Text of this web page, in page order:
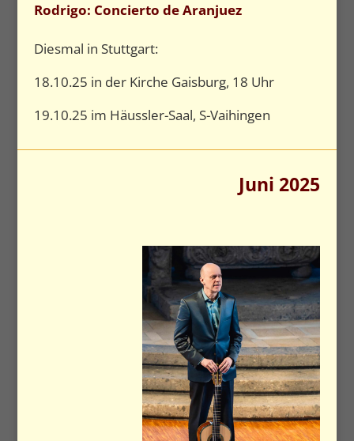
Rodrigo: Concierto de Aranjuez
Diesmal in Stuttgart:
18.10.25 in der Kirche Gaisburg, 18 Uhr
19.10.25 im Häussler-Saal, S-Vaihingen
Juni 2025